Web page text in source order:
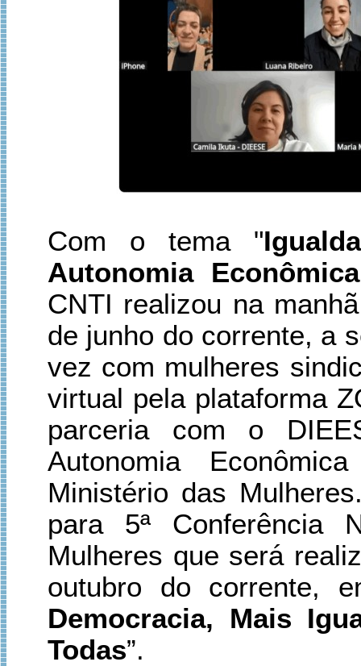
Com o tema "
Autonomia
CNTI realizou na
de junho do corrente, a
vez com mulheres
virtual pela plataforma
parceria com o
Autonomia
Ministério das
para 5ª Conferência
Mulheres que será
outubro do corrente,
Democracia, Mais
Todas”.